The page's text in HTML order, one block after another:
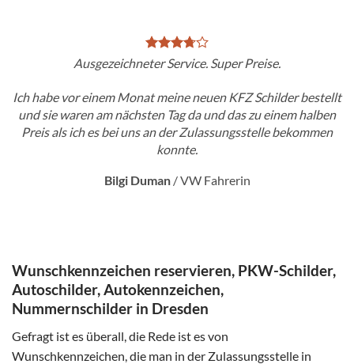
Ausgezeichneter Service. Super Preise.
Ich habe vor einem Monat meine neuen KFZ Schilder bestellt
und sie waren am nächsten Tag da und das zu einem halben
Preis als ich es bei uns an der Zulassungsstelle bekommen
konnte.
Bilgi Duman /VW Fahrerin
Wunschkennzeichen reservieren, PKW-Schilder,
Autoschilder, Autokennzeichen,
Nummernschilder in Dresden
Gefragt ist es überall, die Rede ist es von
Wunschkennzeichen, die man in der Zulassungsstelle in